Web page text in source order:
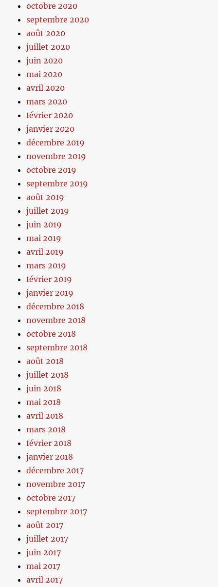
octobre 2020
septembre 2020
août 2020
juillet 2020
juin 2020
mai 2020
avril 2020
mars 2020
février 2020
janvier 2020
décembre 2019
novembre 2019
octobre 2019
septembre 2019
août 2019
juillet 2019
juin 2019
mai 2019
avril 2019
mars 2019
février 2019
janvier 2019
décembre 2018
novembre 2018
octobre 2018
septembre 2018
août 2018
juillet 2018
juin 2018
mai 2018
avril 2018
mars 2018
février 2018
janvier 2018
décembre 2017
novembre 2017
octobre 2017
septembre 2017
août 2017
juillet 2017
juin 2017
mai 2017
avril 2017